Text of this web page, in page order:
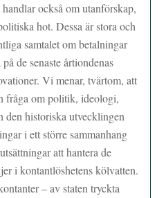
också om utanförskap,
hot. Dessa är stora och
samtalet om betalningar
de senaste årtiondenas
Vi menar, tvärtom, att
fråga om politik, ideologi,
historiska utvecklingen
i ett större sammanhang
att hantera de
i kontantlöshetens kölvatten.
– av staten tryckta